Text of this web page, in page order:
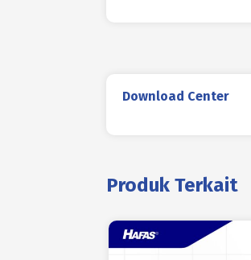
Download Center
Produk Terkait